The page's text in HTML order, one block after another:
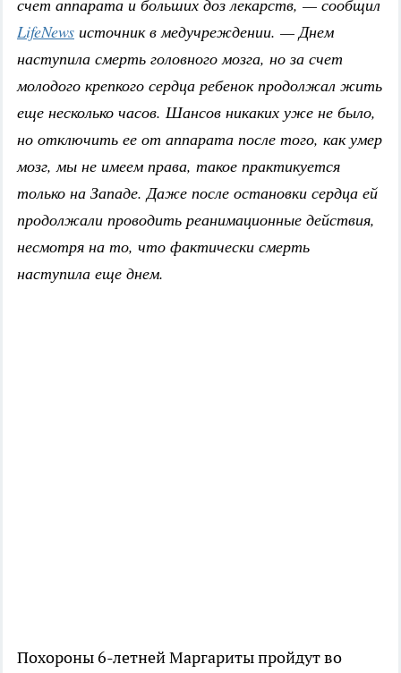
счет аппарата и больших доз лекарств, — сообщил
LifeNews источник в медучреждении. — Днем
наступила смерть головного мозга, но за счет
молодого крепкого сердца ребенок продолжал жить
еще несколько часов. Шансов никаких уже не было,
но отключить ее от аппарата после того, как умер
мозг, мы не имеем права, такое практикуется
только на Западе. Даже после остановки сердца ей
продолжали проводить реанимационные действия,
несмотря на то, что фактически смерть
наступила еще днем.
Похороны 6-летней Маргариты пройдут во